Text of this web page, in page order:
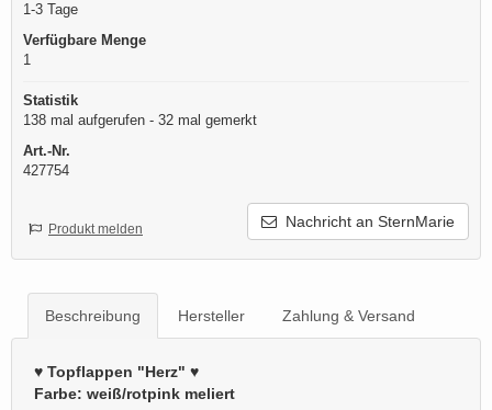
1-3 Tage
Verfügbare Menge
1
Statistik
138 mal aufgerufen - 32 mal gemerkt
Art.-Nr.
427754
Nachricht an SternMarie
Produkt melden
Beschreibung Hersteller Zahlung & Versand
♥ Topflappen "Herz" ♥
Farbe: weiß/rotpink meliert